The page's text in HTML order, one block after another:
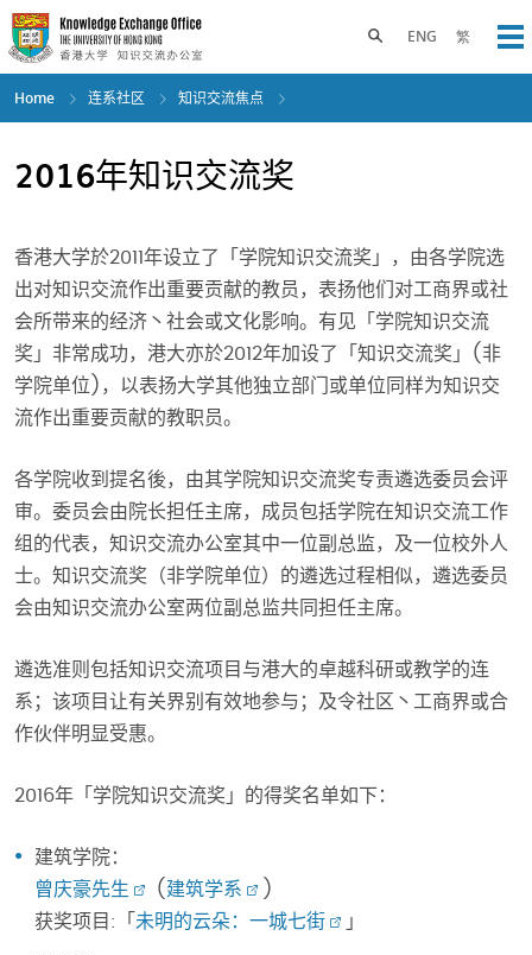
Skip
to
main
content
ENG 繁
Toggle search panel
Home 连系社区 知识交流焦点
2016年知识交流奖
香港大学於2011年设立了「学院知识交流奖」，由各学院选
出对知识交流作出重要贡献的教员，表扬他们对工商界或社
会所带来的经济丶社会或文化影响。有见「学院知识交流
奖」非常成功，港大亦於2012年加设了「知识交流奖」(非
学院单位)，以表扬大学其他独立部门或单位同样为知识交
流作出重要贡献的教职员。
各学院收到提名後，由其学院知识交流奖专责遴选委员会评
审。委员会由院长担任主席，成员包括学院在知识交流工作
组的代表，知识交流办公室其中一位副总监，及一位校外人
士。知识交流奖（非学院单位）的遴选过程相似，遴选委员
会由知识交流办公室两位副总监共同担任主席。
遴选准则包括知识交流项目与港大的卓越科研或教学的连
系；该项目让有关界别有效地参与；及令社区丶工商界或合
作伙伴明显受惠。
2016年「学院知识交流奖」的得奖名单如下：
建筑学院：
曾庆豪先生
( 建筑学系
)
获奖项目:「 未明的云朵：一城七街 」